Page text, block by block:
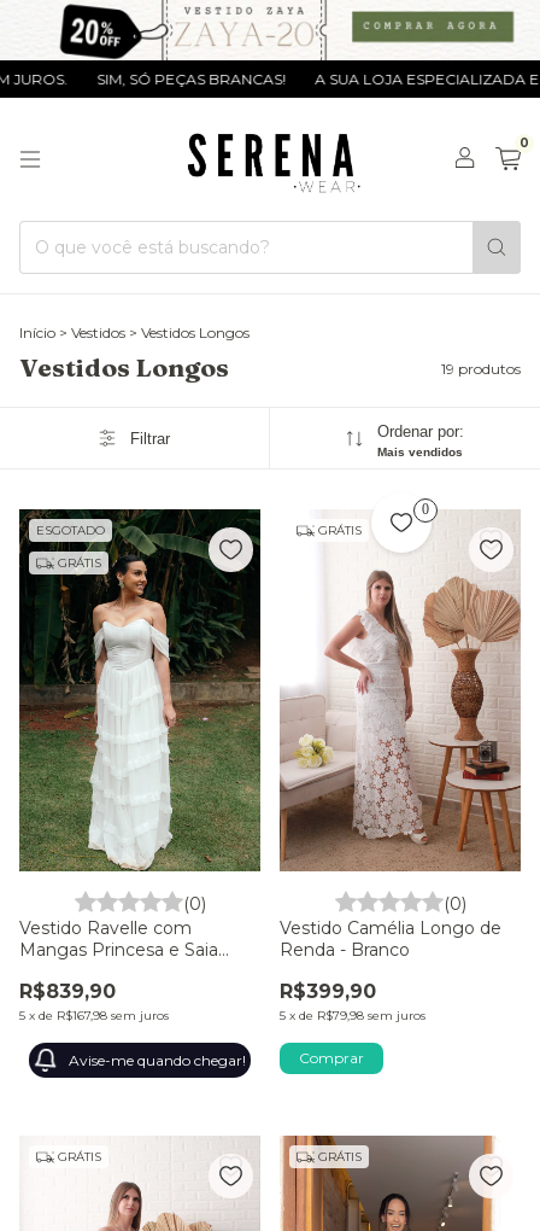
SIM, SÓ PEÇAS BRANCAS! A SUA LOJA ESPECIALIZADA EM
0
Início > Vestidos > Vestidos Longos
Vestidos Longos 19 produtos
Filtrar Ordenar por:
Mais vendidos
ESGOTADO
GRÁTIS
(0)
Vestido Ravelle com
Mangas Princesa e Saia
R$839,90
5 x de R$167,98 sem juros
Avise-me quando chegar!
GRÁTIS
(0)
Vestido Camélia Longo de
Renda - Branco
R$399,90
5 x de R$79,98 sem juros
Comprar
GRÁTIS GRÁTIS
0